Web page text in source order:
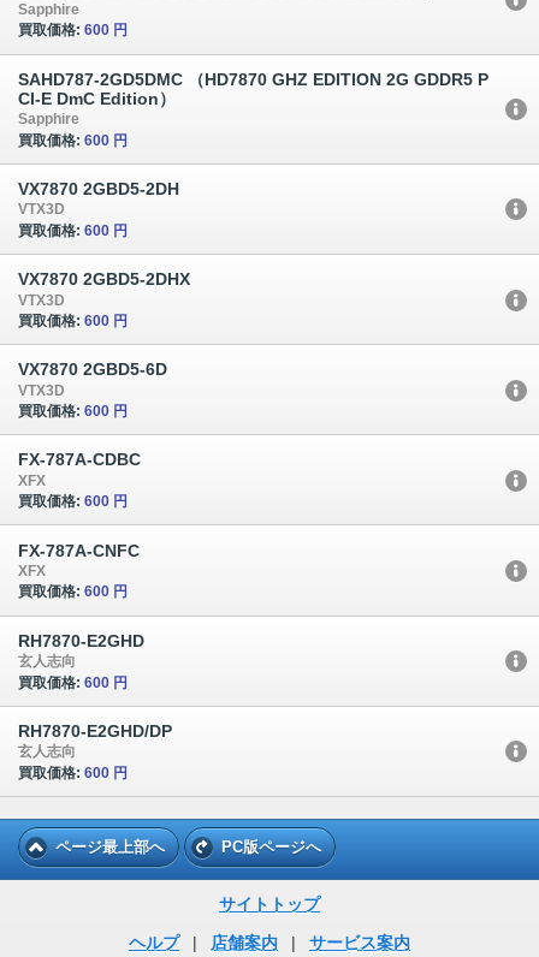
Sapphire
買取価格: 600 円
SAHD787-2GD5DMC （HD7870 GHZ EDITION 2G GDDR5 P
CI-E DmC Edition）
Sapphire
買取価格: 600 円
VX7870 2GBD5-2DH
VTX3D
買取価格: 600 円
VX7870 2GBD5-2DHX
VTX3D
買取価格: 600 円
VX7870 2GBD5-6D
VTX3D
買取価格: 600 円
FX-787A-CDBC
XFX
買取価格: 600 円
FX-787A-CNFC
XFX
買取価格: 600 円
RH7870-E2GHD
玄人志向
買取価格: 600 円
RH7870-E2GHD/DP
玄人志向
買取価格: 600 円
ページ最上部へ PC版ページへ
サイトトップ
ヘルプ
| 店舗案内 | サービス案内